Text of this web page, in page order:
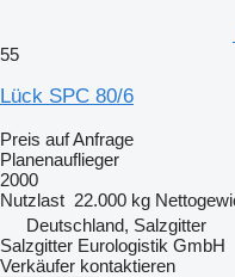
55
Lück SPC 80/6
Preis auf Anfrage
Planenauflieger
2000
Nutzlast 22.000 kg
Deutschland, Salzgitter
Salzgitter Eurologistik GmbH
Verkäufer kontaktieren